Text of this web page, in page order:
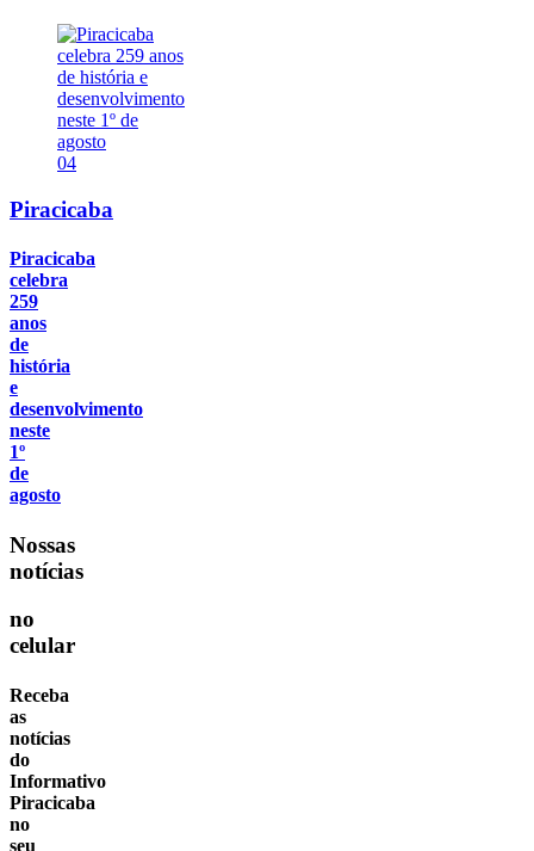
04
Piracicaba
Piracicaba
celebra
259
anos
de
história
e
desenvolvimento
neste
1º
de
agosto
Nossas
notícias
no
celular
Receba
as
notícias
do
Informativo
Piracicaba
no
seu